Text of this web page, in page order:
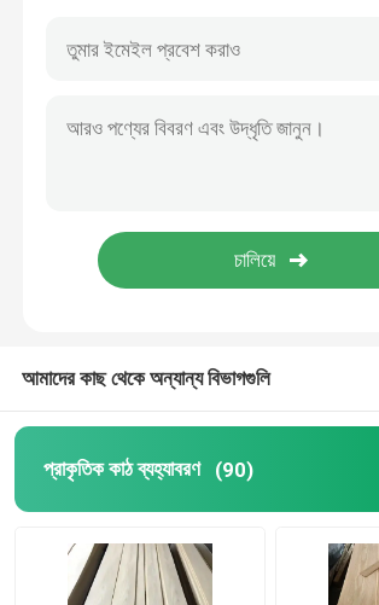
উড এজ ব্যান্ডিং
হার্ডউড ব্যহ্যাবরণ পাতলা পাতলা কাঠ
আমাদের কাছ থেকে অন্যান্য বিভাগগুলি
প্রাকৃতিক কাঠ ব্যহ্যাবরণ (90)